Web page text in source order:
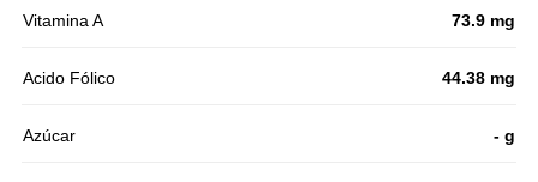
Vitamina A 73.9 mg
Acido Fólico 44.38 mg
Azúcar - g